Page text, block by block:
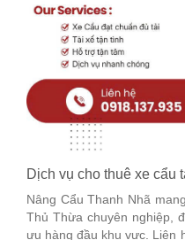
Dịch vụ cho thuê xe cẩu
Nâng Cẩu Thanh Nhã
Thủ Thừa chuyên nghiệp,
ưu hàng đầu khu vực. Liên